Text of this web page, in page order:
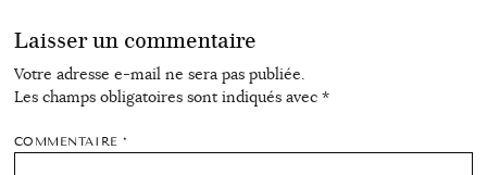
Laisser un commentaire
Votre adresse e-mail ne sera pas publiée.
Les champs obligatoires sont indiqués avec *
COMMENTAIRE*